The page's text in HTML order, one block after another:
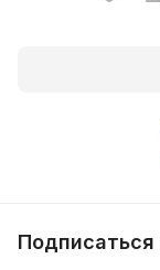
Подписаться